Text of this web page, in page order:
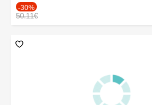
-30%
50.11€